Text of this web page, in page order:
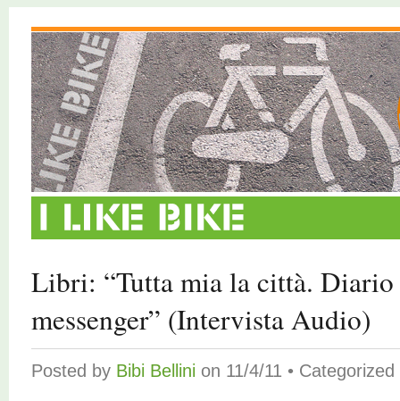
Libri: “Tutta mia la città.
messenger” (Intervista Audio)
Posted by Bibi Bellini on 11/4/11 •